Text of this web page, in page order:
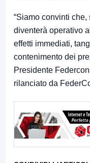
“Siamo convinti che,
diventerà operativo
effetti immediati,
contenimento dei
Presidente
rilanciato da